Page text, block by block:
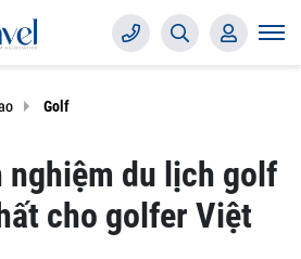
Golf
nghiệm du lịch golf
cho golfer Việt